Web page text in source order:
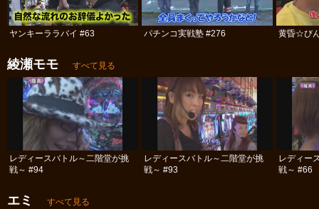
ヤンキーララバイ #63 パチンコ実戦塾 #276 黄昏☆び
綾瀬モモ すべて見る
レディースバトル～二階堂が挑
戦～ #94
レディースバトル～二階堂が挑
戦～ #93
レディー
戦～ #66
エミ すべて見る